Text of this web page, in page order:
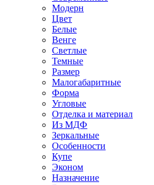
Модерн
Цвет
Белые
Венге
Светлые
Темные
Размер
Малогабаритные
Форма
Угловые
Отделка и материал
Из МДФ
Зеркальные
Особенности
Купе
Эконом
Назначение